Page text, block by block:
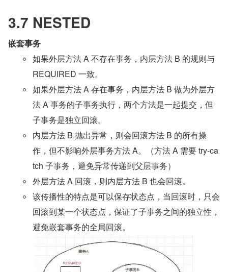
3.7 NESTED
嵌套事务
如果外层方法 A 不存在事务，内层方法 B 的规则与
REQUIRED 一致。
如果外层方法 A 存在事务，内层方法 B 做为外层方
法 A 事务的子事务执行，两个方法是一起提交，但
子事务是独立回滚。
内层方法 B 抛出异常，则会回滚方法 B 的所有操
作，但不影响外层事务方法 A。（方法 A 需要 try-ca
tch 子事务，避免异常传递到父层事务）
外层方法 A 回滚，则内层方法 B 也会回滚。
该传播性的特点是可以保存状态点，当回滚时，只会
回滚到某一个状态点，保证了子事务之间的独立性，
避免嵌套事务的全局回滚。